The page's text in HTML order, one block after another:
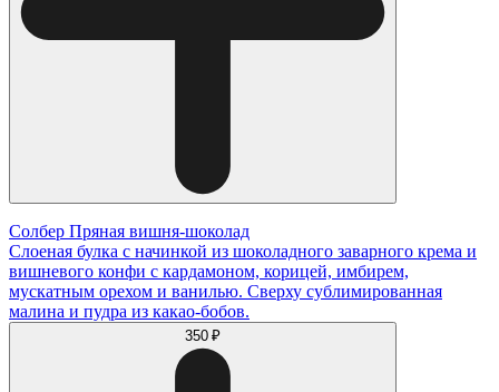
Солбер Пряная вишня-шоколад
Слоеная булка с начинкой из шоколадного заварного крема и
вишневого конфи с кардамоном, корицей, имбирем,
мускатным орехом и ванилью. Сверху сублимированная
малина и пудра из какао-бобов.
350 ₽